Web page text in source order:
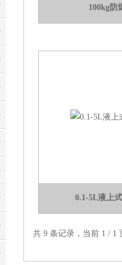
100kg防
0.1-5L液上
共 9 条记录，当前 1 /